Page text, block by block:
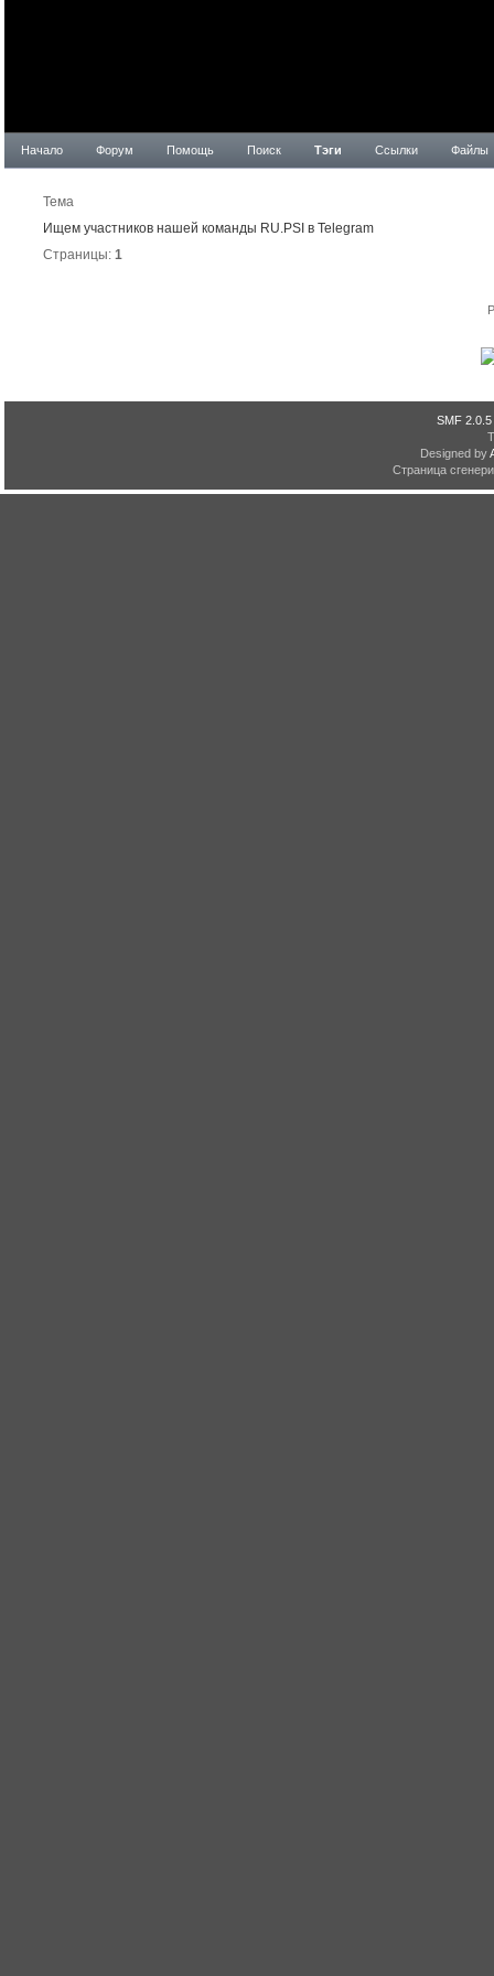
Начало Форум Помощь Поиск Тэги Ссылки Файлы
Тема
Ищем участников нашей команды RU.PSI в Telegram
Страницы: 1
SMF 2.0.5
Designed by
Страница